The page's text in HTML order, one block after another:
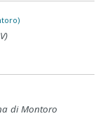
di Montoro